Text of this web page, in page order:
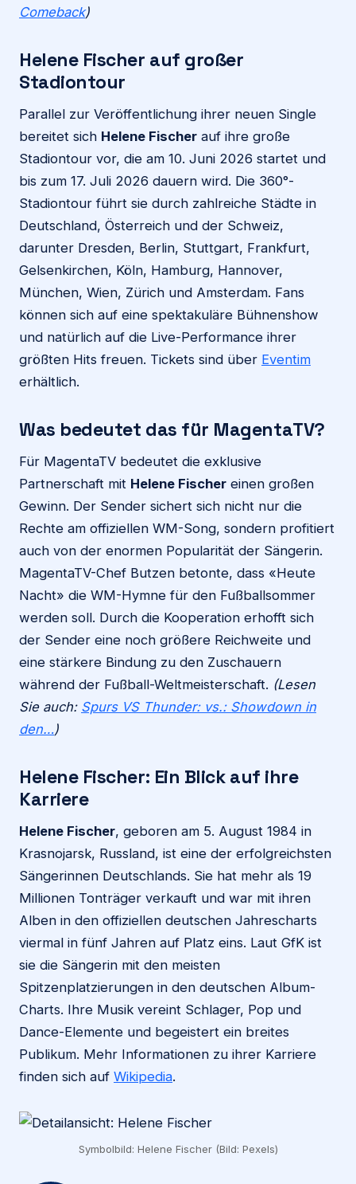
Comeback)
Helene Fischer auf großer
Stadiontour
Parallel zur Veröffentlichung ihrer neuen Single
bereitet sich Helene Fischer auf ihre große
Stadiontour vor, die am 10. Juni 2026 startet und
bis zum 17. Juli 2026 dauern wird. Die 360°-
Stadiontour führt sie durch zahlreiche Städte in
Deutschland, Österreich und der Schweiz,
darunter Dresden, Berlin, Stuttgart, Frankfurt,
Gelsenkirchen, Köln, Hamburg, Hannover,
München, Wien, Zürich und Amsterdam. Fans
können sich auf eine spektakuläre Bühnenshow
und natürlich auf die Live-Performance ihrer
größten Hits freuen. Tickets sind über Eventim
erhältlich.
Was bedeutet das für MagentaTV?
Für MagentaTV bedeutet die exklusive
Partnerschaft mit Helene Fischer einen großen
Gewinn. Der Sender sichert sich nicht nur die
Rechte am offiziellen WM-Song, sondern profitiert
auch von der enormen Popularität der Sängerin.
MagentaTV-Chef Butzen betonte, dass «Heute
Nacht» die WM-Hymne für den Fußballsommer
werden soll. Durch die Kooperation erhofft sich
der Sender eine noch größere Reichweite und
eine stärkere Bindung zu den Zuschauern
während der Fußball-Weltmeisterschaft. (Lesen
Sie auch: Spurs VS Thunder: vs.: Showdown in
den…)
Helene Fischer: Ein Blick auf ihre
Karriere
Helene Fischer, geboren am 5. August 1984 in
Krasnojarsk, Russland, ist eine der erfolgreichsten
Sängerinnen Deutschlands. Sie hat mehr als 19
Millionen Tonträger verkauft und war mit ihren
Alben in den offiziellen deutschen Jahrescharts
viermal in fünf Jahren auf Platz eins. Laut GfK ist
sie die Sängerin mit den meisten
Spitzenplatzierungen in den deutschen Album-
Charts. Ihre Musik vereint Schlager, Pop und
Dance-Elemente und begeistert ein breites
Publikum. Mehr Informationen zu ihrer Karriere
finden sich auf Wikipedia.
Symbolbild: Helene Fischer (Bild: Pexels)